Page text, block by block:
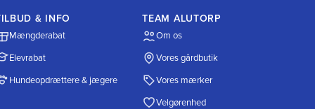
& INFO
Mængderabat
Elevrabat
Hundeopdrættere & jægere
TEAM ALUTORP
Om os
Vores gårdbutik
Vores mærker
Velgørenhed